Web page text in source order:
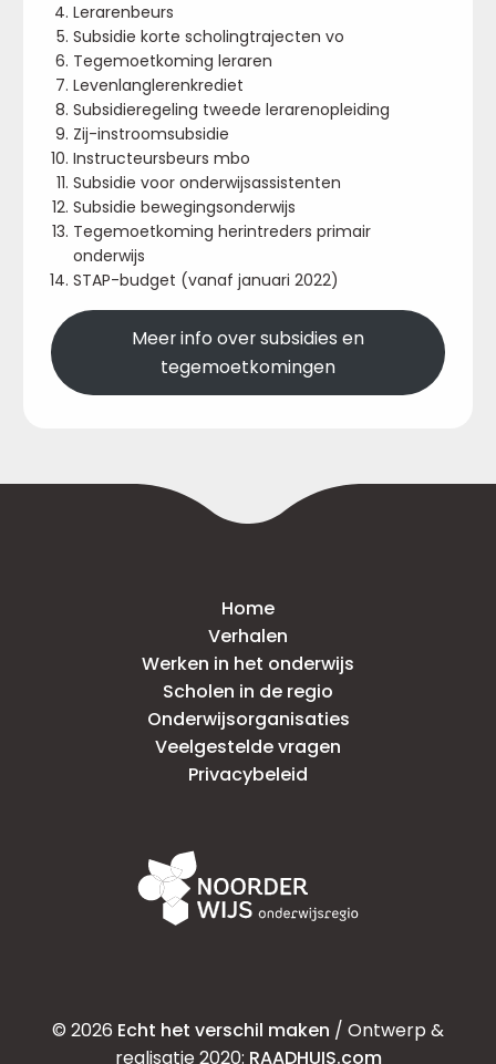
Lerarenbeurs
Subsidie korte scholingtrajecten vo
Tegemoetkoming leraren
Levenlanglerenkrediet
Subsidieregeling tweede lerarenopleiding
Zij-instroomsubsidie
Instructeursbeurs mbo
Subsidie voor onderwijsassistenten
Subsidie bewegingsonderwijs
Tegemoetkoming herintreders primair
onderwijs
STAP-budget (vanaf januari 2022)
Meer info over subsidies en
tegemoetkomingen
Home
Verhalen
Werken in het onderwijs
Scholen in de regio
Onderwijsorganisaties
Veelgestelde vragen
Privacybeleid
© 2026 Echt het verschil maken / Ontwerp &
realisatie 2020: RAADHUIS.com